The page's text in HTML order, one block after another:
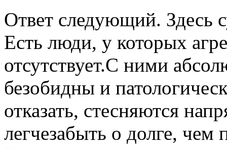
Ответ следующий. Здесь
Есть люди, у которых
отсутствует.С ними
безобидны и
отказать, стесняются
легчезабыть о долге, чем